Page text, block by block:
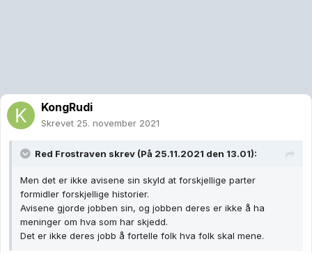
KongRudi
Skrevet 25. november 2021
Red Frostraven skrev (På 25.11.2021 den 13.01):
Men det er ikke avisene sin skyld at forskjellige parter
formidler forskjellige historier.
Avisene gjorde jobben sin, og jobben deres er ikke å ha
meninger om hva som har skjedd.
Det er ikke deres jobb å fortelle folk hva folk skal mene.